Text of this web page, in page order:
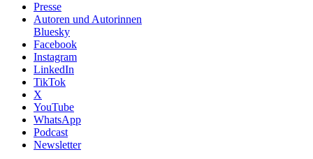
Presse
Autoren und Autorinnen
Bluesky
Facebook
Instagram
LinkedIn
TikTok
X
YouTube
WhatsApp
Podcast
Newsletter